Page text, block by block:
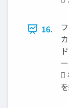
16.
